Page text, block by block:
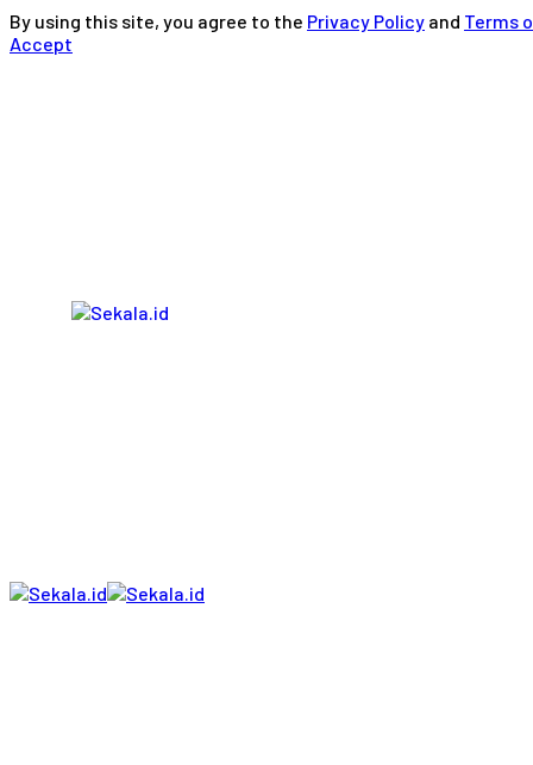
By using this site, you agree to the Privacy Policy and Terms
Accept